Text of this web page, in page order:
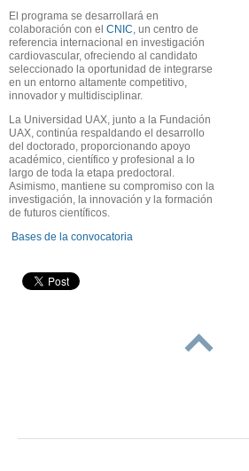
El programa se desarrollará en
colaboración con el CNIC, un centro de
referencia internacional en investigación
cardiovascular, ofreciendo al candidato
seleccionado la oportunidad de integrarse
en un entorno altamente competitivo,
innovador y multidisciplinar.
La Universidad UAX, junto a la Fundación
UAX, continúa respaldando el desarrollo
del doctorado, proporcionando apoyo
académico, científico y profesional a lo
largo de toda la etapa predoctoral.
Asimismo, mantiene su compromiso con la
investigación, la innovación y la formación
de futuros científicos.
Bases de la convocatoria